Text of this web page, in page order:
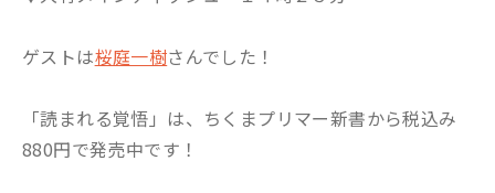
ゲストは桜庭一樹さんでした！
「読まれる覚悟」は、ちくまプリマー新書から税込み
880円で発売中です！